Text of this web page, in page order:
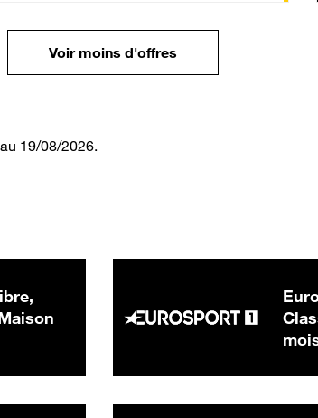
Voir moins d'offres
19/08/2026.